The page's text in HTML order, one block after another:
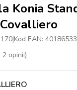
KOT
MASZYNKI DO
STRZYŻENIA
NAWOZY
TRZODA
TRZODA
Konia
|Kod EAN:
2 opinii)